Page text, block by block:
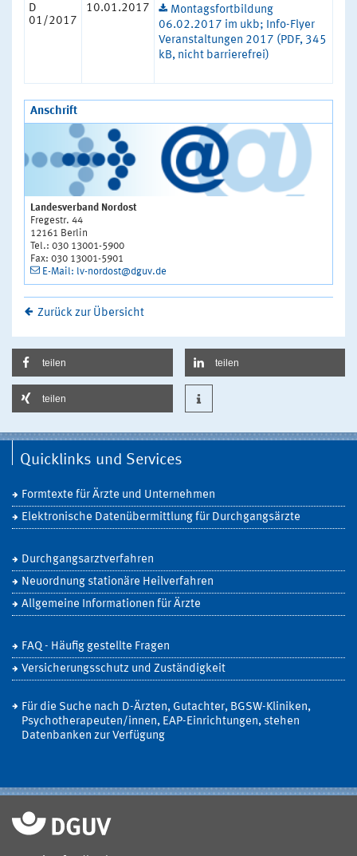
D
01/2017
10.01.2017
Montagsfortbildung
06.02.2017 im ukb; Info-Flyer
Veranstaltungen 2017 (PDF, 345
kB, nicht barrierefrei)
Anschrift
Landesverband Nordost
Fregestr. 44
12161 Berlin
Tel.: 030 13001-5900
Fax: 030 13001-5901
E-Mail: lv-nordost@dguv.de
Zurück zur Übersicht
teilen teilen
teilen
Quicklinks und Services
Formtexte für Ärzte und Unternehmen
Elektronische Datenübermittlung für Durchgangsärzte
Durchgangsarztverfahren
Neuordnung stationäre Heilverfahren
Allgemeine Informationen für Ärzte
FAQ - Häufig gestellte Fragen
Versicherungsschutz und Zuständigkeit
Für die Suche nach D-Ärzten, Gutachter, BGSW-Kliniken,
Psychotherapeuten/innen, EAP-Einrichtungen, stehen
Datenbanken zur Verfügung